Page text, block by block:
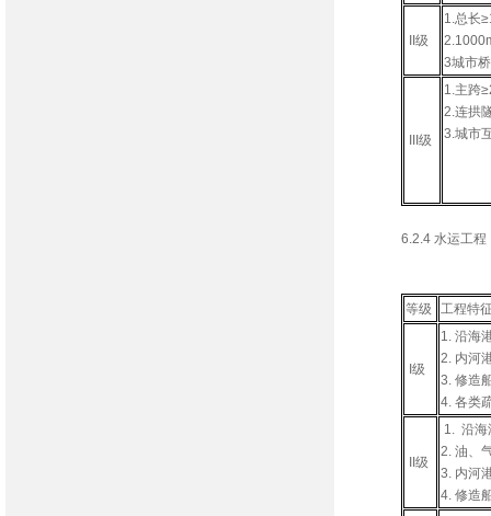
II级
1.总长
3城市
III级
1.主跨
2.连拱
3.城市
6.2.4 水运工程
等级
工程特
I级
1. 沿海
2. 内河
3. 修造
4. 各类
II级
1. 沿海
2. 油、
3. 内河
4. 修造